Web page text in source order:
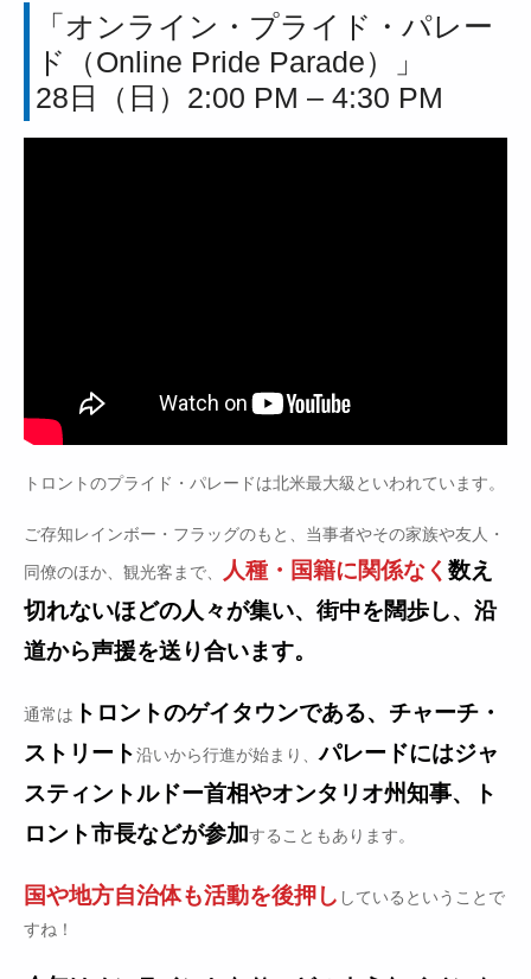
「オンライン・プライド・パレー
ド（Online Pride Parade）」
28日（日）2:00 PM – 4:30 PM
トロントのプライド・パレードは北米最大級といわれています。
ご存知レインボー・フラッグのもと、当事者やその家族や友人・
同僚のほか、観光客まで、
人種・国籍に関係なく 数え
切れないほどの人々が集い、街中を闊歩し、沿
道から声援を送り合います。
通常は トロントのゲイタウンである、チャーチ・
ストリート沿いから行進が始まり、パレードにはジャ
スティントルドー首相やオンタリオ州知事、ト
ロント市長などが参加することもあります。
国や地方自治体も活動を後押し しているということで
すね！